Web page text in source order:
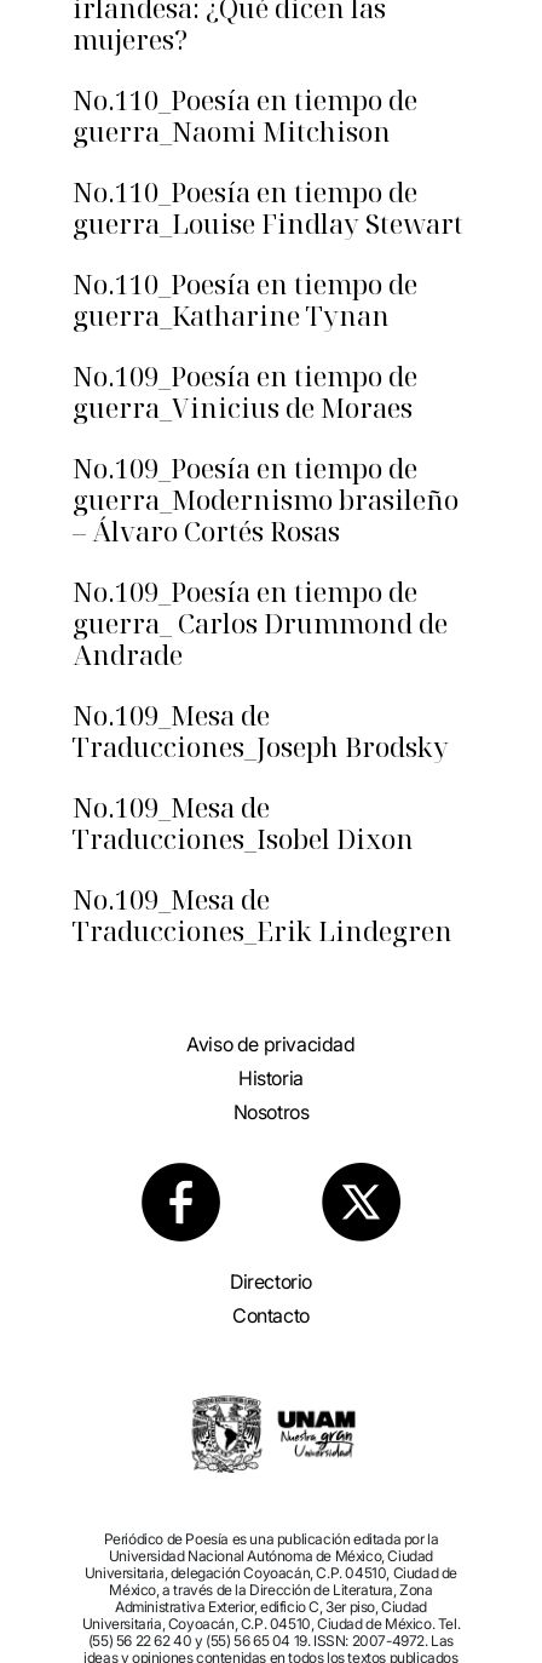
irlandesa: ¿Qué dicen las
mujeres?
No.110_Poesía en tiempo de
guerra_Naomi Mitchison
No.110_Poesía en tiempo de
guerra_Louise Findlay Stewart
No.110_Poesía en tiempo de
guerra_Katharine Tynan
No.109_Poesía en tiempo de
guerra_Vinicius de Moraes
No.109_Poesía en tiempo de
guerra_Modernismo brasileño
– Álvaro Cortés Rosas
No.109_Poesía en tiempo de
guerra_ Carlos Drummond de
Andrade
No.109_Mesa de
Traducciones_Joseph Brodsky
No.109_Mesa de
Traducciones_Isobel Dixon
No.109_Mesa de
Traducciones_Erik Lindegren
Aviso de privacidad
Historia
Nosotros
Directorio
Contacto
Periódico de Poesía es una publicación editada por la
Universidad Nacional Autónoma de México, Ciudad
Universitaria, delegación Coyoacán, C.P. 04510, Ciudad de
México, a través de la Dirección de Literatura, Zona
Administrativa Exterior, edificio C, 3er piso, Ciudad
Universitaria, Coyoacán, C.P. 04510, Ciudad de México. Tel.
(55) 56 22 62 40 y (55) 56 65 04 19. ISSN: 2007-4972. Las
ideas y opiniones contenidas en todos los textos publicados